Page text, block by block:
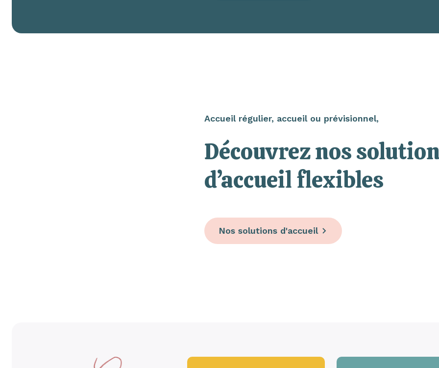
Accueil régulier, accueil ou prévisionnel,
Découvrez nos
d’accueil flexibles
Nos solutions d'accueil